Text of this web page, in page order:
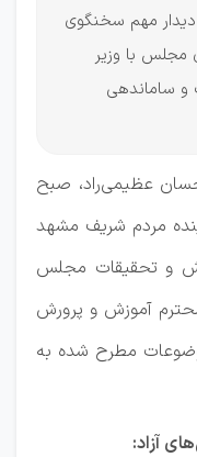
مهم سخنگوی
مجلس با وزیر
و ساماندهی
عظیمی‌‌راد، صبح
۲۵ فروردین ۱۴۰۴ نماینده مردم شریف مشهد
و تحقیقات مجلس
آموزش و پرورش
مطرح شده به
آزاد: